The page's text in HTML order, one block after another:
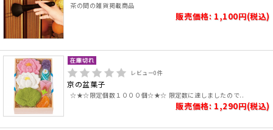
茶の間の雑貨掲載商品
販売価格: 1,100円(税込)
レビュー0件
京の盆菓子
☆★☆限定個数１０００個☆★☆ 限定数に達しましたので..
販売価格: 1,290円(税込)